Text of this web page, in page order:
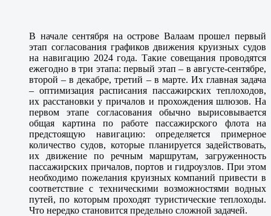
В начале сентября на острове Валаам прошел первый
этап согласования графиков движения круизных судов
на навигацию 2024 года. Такие совещания проводятся
ежегодно в три этапа: первый этап – в августе-сентябре,
второй – в декабре, третий – в марте. Их главная задача
– оптимизация расписания пассажирских теплоходов,
их расстановки у причалов и прохождения шлюзов. На
первом этапе согласования обычно вырисовывается
общая картина по работе пассажирского флота на
предстоящую навигацию: определяется примерное
количество судов, которые планируется задействовать,
их движение по речным маршрутам, загруженность
пассажирских причалов, портов и гидроузлов. При этом
необходимо пожелания круизных компаний привести в
соответствие с техническими возможностями водных
путей, по которым проходят туристические теплоходы.
Что нередко становится предельно сложной задачей.